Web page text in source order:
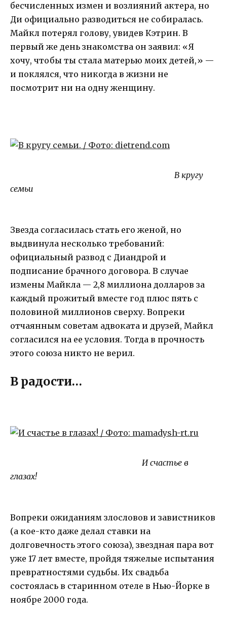
бесчисленных измен и возлияний актера, но
Ди официально разводиться не собиралась.
Майкл потерял голову, увидев Кэтрин. В
первый же день знакомства он заявил: «Я
хочу, чтобы ты стала матерью моих детей,» —
и поклялся, что никогда в жизни не
посмотрит ни на одну женщину.
В кругу
семьи
Звезда согласилась стать его женой, но
выдвинула несколько требований:
официальный развод с Диандрой и
подписание брачного договора. В случае
измены Майкла — 2,8 миллиона долларов за
каждый прожитый вместе год плюс пять с
половиной миллионов сверху. Вопреки
отчаянным советам адвоката и друзей, Майкл
согласился на ее условия. Тогда в прочность
этого союза никто не верил.
В радости…
И счастье в
глазах!
Вопреки ожиданиям злословов и завистников
(а кое-кто даже делал ставки на
долговечность этого союза), звездная пара вот
уже 17 лет вместе, пройдя тяжелые испытания
превратностями судьбы. Их свадьба
состоялась в старинном отеле в Нью-Йорке в
ноябре 2000 года.